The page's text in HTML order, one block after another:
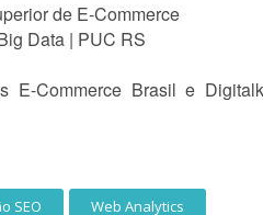
de E-Commerce
Data | PUC RS
E-Commerce Brasil e
SEO Web Analytics